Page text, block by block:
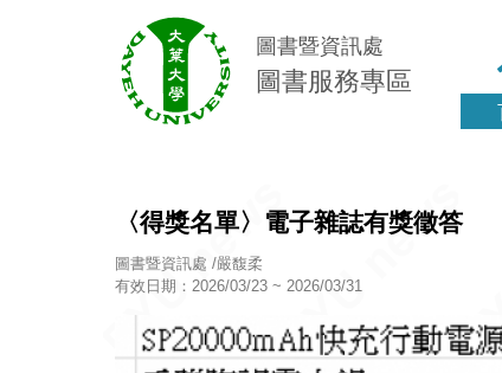
圖書暨資訊處
圖書服務專區
〈得獎名單〉電子雜誌有獎徵答
圖書暨資訊處 /嚴馥柔
有效日期：2026/03/23 ~ 2026/03/31